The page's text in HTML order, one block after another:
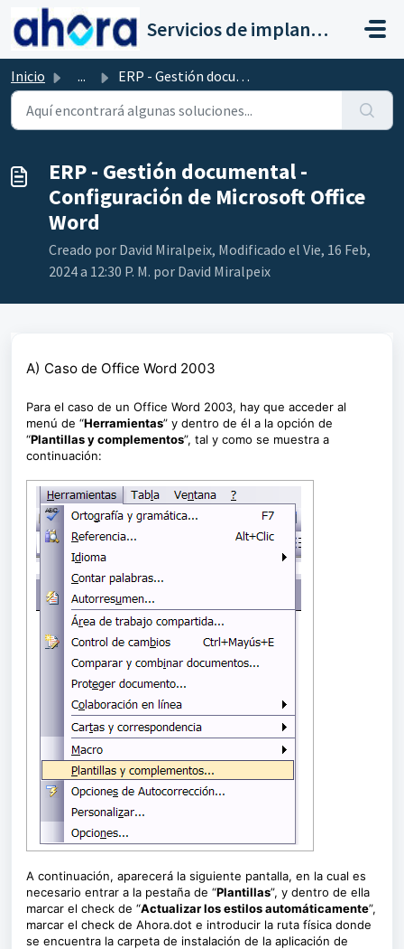
Saltar al contenido principal
Servicios de implantación a clientes de Ahora
Inicio ... ERP - Gestión documental - Configuración de Microsoft Off...
ERP - Gestión documental -
Configuración de Microsoft Office
Word
Creado por David Miralpeix, Modificado el Vie, 16 Feb,
2024 a 12:30 P. M. por David Miralpeix
A) Caso de Office Word 2003
Para el caso de un Office Word 2003, hay que acceder al
menú de “Herramientas” y dentro de él a la opción de
“Plantillas y complementos”, tal y como se muestra a
continuación:
A continuación, aparecerá la siguiente pantalla, en la cual es
necesario entrar a la pestaña de “Plantillas”, y dentro de ella
marcar el check de “Actualizar los estilos automáticamente”,
marcar el check de Ahora.dot e introducir la ruta física donde
se encuentra la carpeta de instalación de la aplicación de